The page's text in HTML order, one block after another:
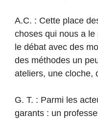
A.C. : Cette place
choses qui nous a
le débat avec des
des méthodes un
ateliers, une cloche,
G. T. : Parmi les
garants : un